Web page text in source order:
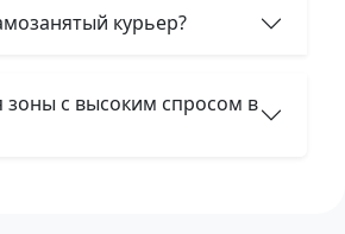
курьер?
зоны с высоким спросом в